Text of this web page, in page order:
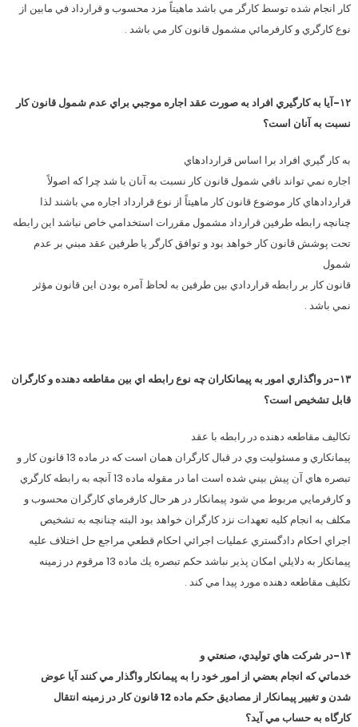
كار انجام شده توسط كارگر مي باشد ماهيتاً مزد محسوب و قرارداد في مابين از
نوع كارگري و كارفرمائي مشمول قانون كار مي باشد .
۱۲-آيا به كارگيري افراد به صورت عقد اجاره موجبي براي عدم شمول قانون كار
نسبت به آنان است؟
به كار گيري افراد برا اساس قراردادهاي
اجاره نمي تواند نافي شمول قانون كار نسبت به آنان با شد چرا كه اصولاً
قراردادهاي كار موضوع قانون كار ماهيتاً از نوع قرارداد اجاره مي باشند لذا
چنانچه رابطه طرفين قرارداد مشمول مقررات استخدامي خاص نباشد اين رابطه
تحت پوشش قانون كار خواهد بود و توافق كارگر يا طرفين عقد مبني بر عدم
شمول
قانون كار بر رابطه قراردادي بين طرفين به لحاظ آمره بودن اين قانون مؤثر
نمي باشد .
۱۳-در واگذاري امور به پيمانكاران چه نوع رابطه اي بين مقاطعه دهنده و كارگران
قابل تشخيص است؟
تكاليف مقاطعه دهنده در رابطه با عقد
پيمانكاري و مسئوليت وي در قبال كارگران همان است كه در ماده 13 قانون كار و
تبصره هاي آن پيش بيني شده است اما در مقوله ماده 13 آنچه به رابطه كارگري
و كارفرمايي مربوط مي شود پيمانكار در هر حال كارفرماي كارگران محسوب و
مكلف به انجام كليه تعهدات نزد كارگران خواهد بود البته چنانچه به تشخيص
اجراي احكام دادگستري عمليات اجرائي احكام قطعي مراجع حل اختلاف عليه
پيمانكار به دلايلي امكان پذير نباشد حكم تبصره يك ماده 13 مرقوم در زمينه
تكليف مقاطعه دهنده مورد پيدا مي كند .
۱۴-در شركت هاي توليدي، صنعتي و
خدماتي كه انجام بعضي از امور خود را به پيمانكار واگذار مي كنند آيا عوض
شدن و تغيير پيمانكار از مصاديق حكم ماده 12 قانون كار در زمينه انتقال
كارگاه به حساب مي آيد؟